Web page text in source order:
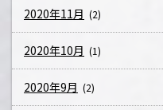
2020年11月 (2)
2020年10月 (1)
2020年9月 (2)